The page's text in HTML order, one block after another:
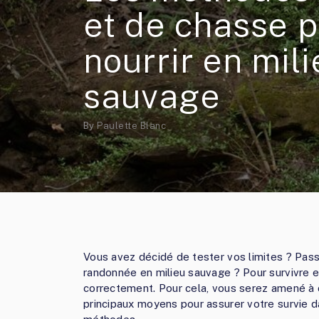
et de chasse
nourrir en
sauvage
By Paulette Blanc
Vous avez décidé de tester vos limites ?
randonnée en milieu sauvage ? Pour survivre
correctement. Pour cela, vous serez amené
principaux moyens pour assurer votre survie